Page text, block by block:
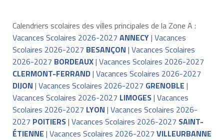
Calendriers scolaires des villes principales de la Zone A :
Vacances Scolaires 2026-2027 ANNECY| Vacances
Scolaires 2026-2027 BESANÇON | Vacances Scolaires
2026-2027 BORDEAUX| Vacances Scolaires 2026-2027
CLERMONT-FERRAND| Vacances Scolaires 2026-2027
DIJON | Vacances Scolaires 2026-2027 GRENOBLE |
Vacances Scolaires 2026-2027 LIMOGES| Vacances
Scolaires 2026-2027 LYON | Vacances Scolaires 2026-
2027 POITIERS| Vacances Scolaires 2026-2027 SAINT-
ÉTIENNE | Vacances Scolaires 2026-2027 VILLEURBANNE